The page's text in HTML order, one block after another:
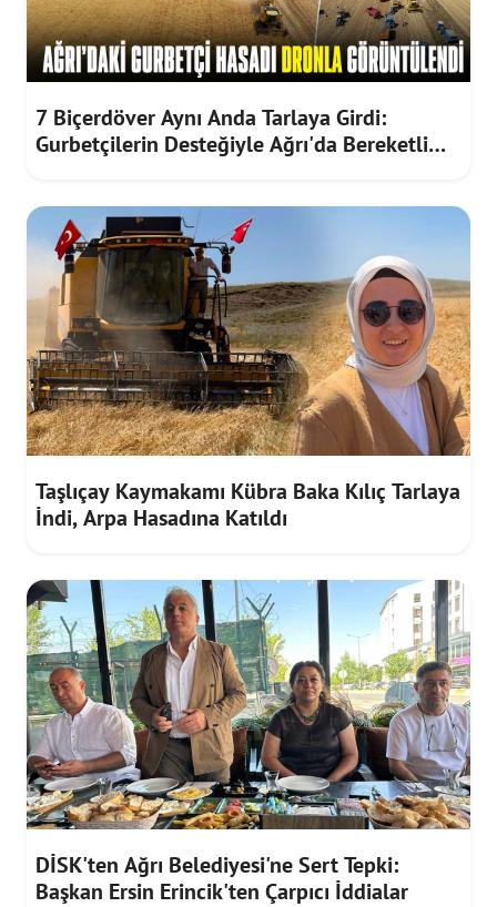
7 Biçerdöver Aynı Anda Tarlaya Girdi:
Gurbetçilerin Desteğiyle Ağrı'da Bereketli
Taşlıçay Kaymakamı Kübra Baka Kılıç Tarlaya
İndi, Arpa Hasadına Katıldı
DİSK'ten Ağrı Belediyesi'ne Sert Tepki:
Başkan Ersin Erincik'ten Çarpıcı İddialar